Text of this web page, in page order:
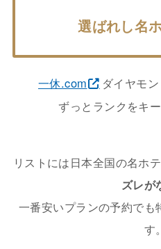
選ばれし名
一休.com
ダイヤモ
ずっとランクをキ
リストには日本全国の名ホ
ズレが
一番安いプランの予約でも
す。